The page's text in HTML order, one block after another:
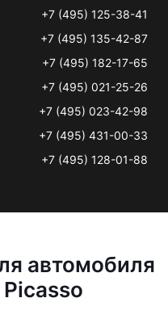
+7 (495) 125-38-41
+7 (495) 135-42-87
+7 (495) 182-17-65
+7 (495) 021-25-26
+7 (495) 023-42-98
+7 (495) 431-00-33
+7 (495) 128-01-88
автомобиля